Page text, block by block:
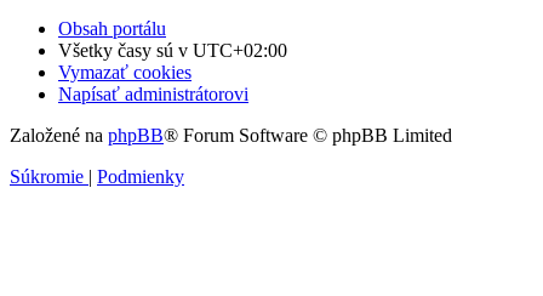
Obsah portálu
Všetky časy sú v UTC+02:00
Vymazať cookies
Napísať administrátorovi
Založené na phpBB® Forum Software © phpBB Limited
Súkromie | Podmienky